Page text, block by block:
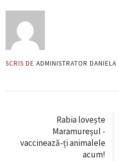
SCRIS DE ADMINISTRATOR DANIELA
Rabia lovește
Maramureșul -
vaccinează-ți animalele
acum!